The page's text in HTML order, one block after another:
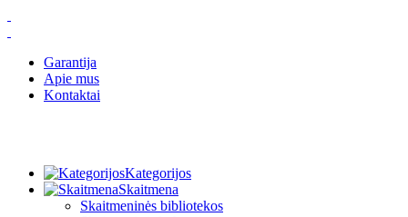
Garantija
Apie mus
Kontaktai
Kategorijos
Skaitmena
Skaitmeninės bibliotekos